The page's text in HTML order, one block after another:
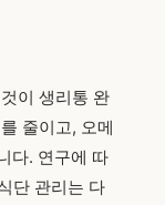
이 생리통 완
줄이고, 오메
다. 연구에 따
단 관리는 다